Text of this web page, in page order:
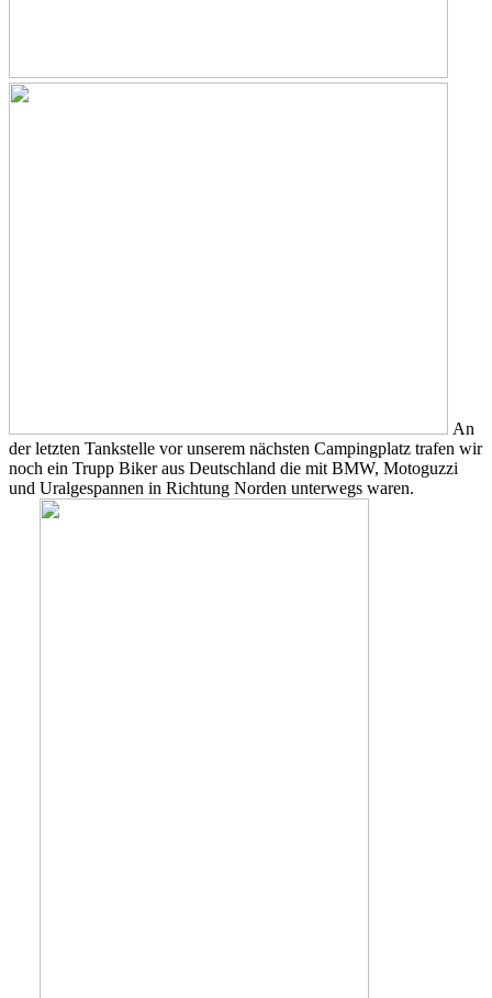
An
der letzten Tankstelle vor unserem nächsten Campingplatz trafen wir
noch ein Trupp Biker aus Deutschland die mit BMW, Motoguzzi
und Uralgespannen in Richtung Norden unterwegs waren.